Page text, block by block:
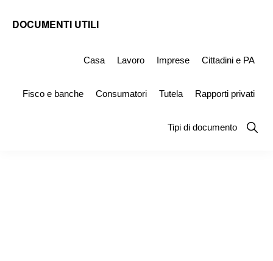
DOCUMENTI UTILI
Simile
Casa Lavoro Imprese Cittadini e PA
Fisco e banche Consumatori Tutela Rapporti privati
Tipi di documento
Show